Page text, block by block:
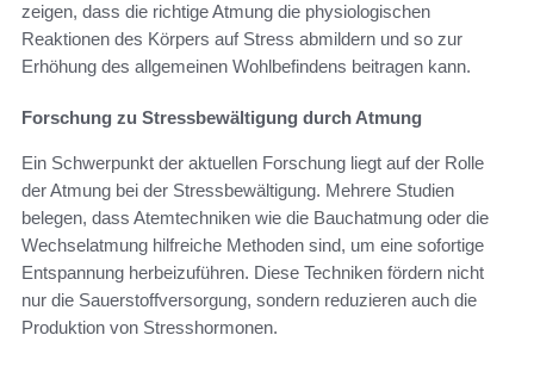
zeigen, dass die richtige Atmung die physiologischen
Reaktionen des Körpers auf Stress abmildern und so zur
Erhöhung des allgemeinen Wohlbefindens beitragen kann.
Forschung zu Stressbewältigung durch Atmung
Ein Schwerpunkt der aktuellen Forschung liegt auf der Rolle
der Atmung bei der Stressbewältigung. Mehrere Studien
belegen, dass Atemtechniken wie die Bauchatmung oder die
Wechselatmung hilfreiche Methoden sind, um eine sofortige
Entspannung herbeizuführen. Diese Techniken fördern nicht
nur die Sauerstoffversorgung, sondern reduzieren auch die
Produktion von Stresshormonen.